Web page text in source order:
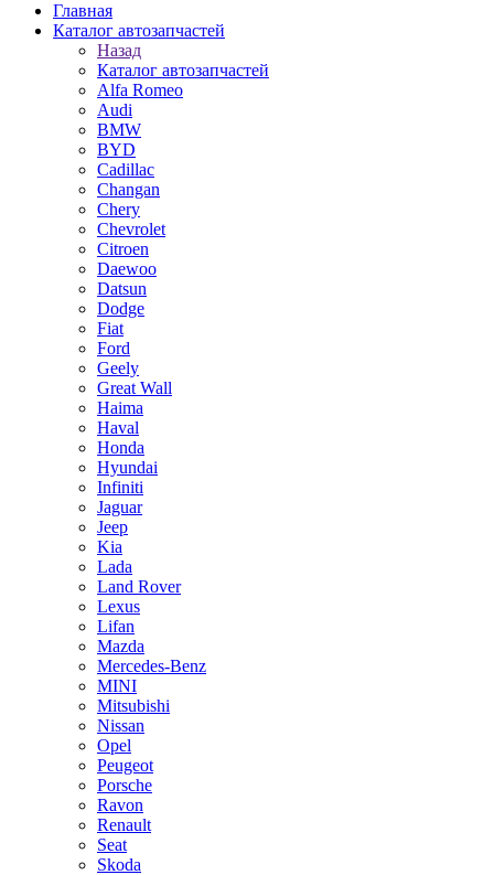
Главная
Каталог автозапчастей
Назад
Каталог автозапчастей
Alfa Romeo
Audi
BMW
BYD
Cadillac
Changan
Chery
Chevrolet
Citroen
Daewoo
Datsun
Dodge
Fiat
Ford
Geely
Great Wall
Haima
Haval
Honda
Hyundai
Infiniti
Jaguar
Jeep
Kia
Lada
Land Rover
Lexus
Lifan
Mazda
Mercedes-Benz
MINI
Mitsubishi
Nissan
Opel
Peugeot
Porsche
Ravon
Renault
Seat
Skoda